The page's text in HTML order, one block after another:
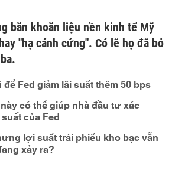
băn khoăn liệu nền kinh tế Mỹ
"hạ cánh cứng". Có lẽ họ đã bỏ
Fed giảm lãi suất thêm 50 bps
có thể giúp nhà đầu tư xác
của Fed
lợi suất trái phiếu kho bạc vẫn
xảy ra?